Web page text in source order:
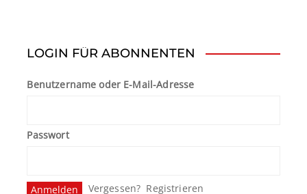
n
LOGIN FÜR ABONNENTEN
Benutzername oder E-Mail-Adresse
Passwort
Vergessen? Registrieren